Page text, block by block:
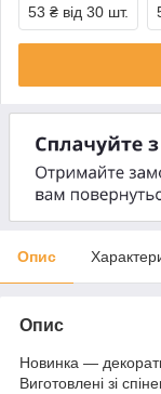
53 ₴ від 30 шт.
Опис
Опис
Новинка —
Виготовлені зі